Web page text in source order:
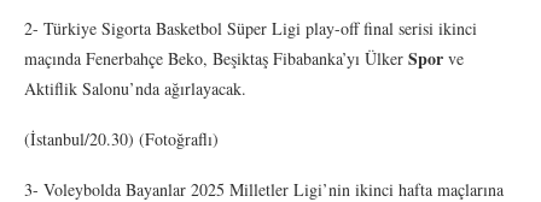
2- Türkiye Sigorta Basketbol Süper Ligi play-off final serisi ikinci
maçında Fenerbahçe Beko, Beşiktaş Fibabanka’yı Ülker Spor ve
Aktiflik Salonu’nda ağırlayacak.
(İstanbul/20.30) (Fotoğraflı)
3- Voleybolda Bayanlar 2025 Milletler Ligi’nin ikinci hafta maçlarına